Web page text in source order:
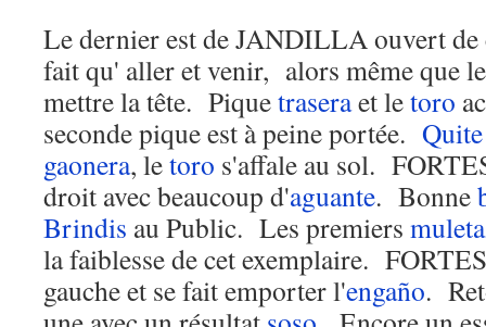
Le dernier est de JANDILLA ouvert
fait qu' aller et venir, alors même que
mettre la tête. Piquetraseraet letoro
seconde pique est à peine portée. Quite
gaonera, letoro s'affale au sol.
droit avec beaucoup d'aguante. Bonne
Brindis au Public. Les premiers
la faiblesse de cet exemplaire.
gauche et se fait emporter l'engaño.